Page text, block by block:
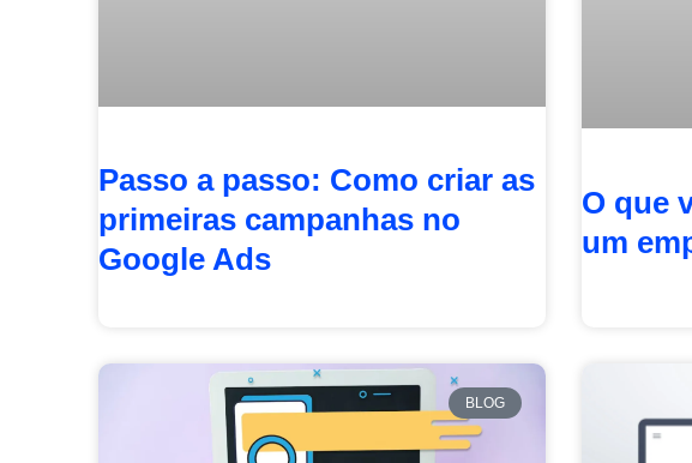
Passo a passo: Como criar as
primeiras campanhas no
Google Ads
O que
um
BLOG